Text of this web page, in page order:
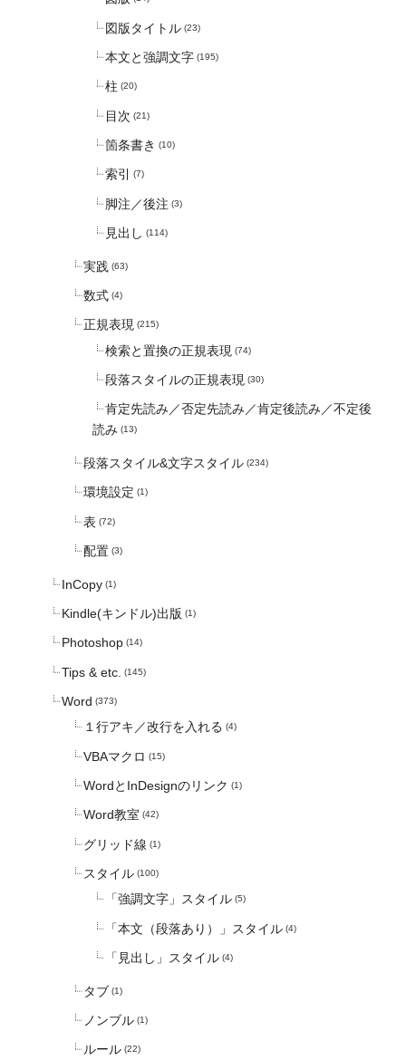
図版タイトル (23)
本文と強調文字 (195)
柱 (20)
目次 (21)
箇条書き (10)
索引 (7)
脚注／後注 (3)
見出し (114)
実践 (63)
数式 (4)
正規表現 (215)
検索と置換の正規表現 (74)
段落スタイルの正規表現 (30)
肯定先読み／否定先読み／肯定後読み／不定後
読み (13)
段落スタイル&文字スタイル (234)
環境設定 (1)
表 (72)
配置 (3)
InCopy (1)
Kindle(キンドル)出版 (1)
Photoshop (14)
Tips & etc. (145)
Word (373)
１行アキ／改行を入れる (4)
VBAマクロ (15)
WordとInDesignのリンク (1)
Word教室 (42)
グリッド線 (1)
スタイル (100)
「強調文字」スタイル (5)
「本文（段落あり）」スタイル (4)
「見出し」スタイル (4)
タブ (1)
ノンブル (1)
ルール (22)